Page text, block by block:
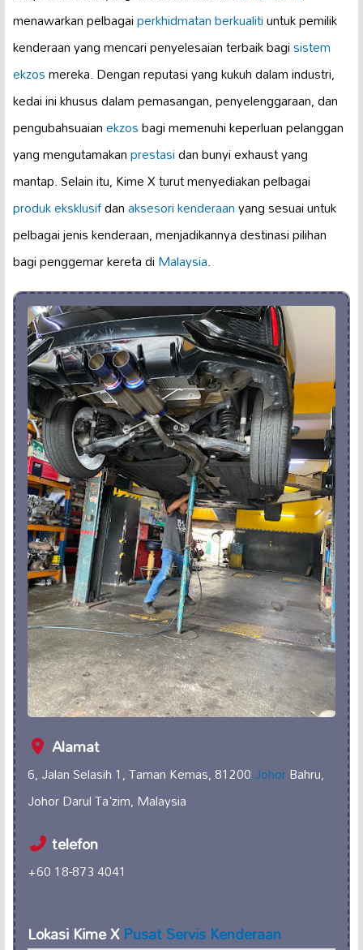
menawarkan pelbagaiperkhidmatan berkualitiuntuk pemilik
kenderaan yang mencari penyelesaian terbaik bagisistem
ekzosmereka. Dengan reputasi yang kukuh dalam industri,
kedai ini khusus dalam pemasangan, penyelenggaraan, dan
pengubahsuaianekzosbagi memenuhi keperluan pelanggan
yang mengutamakanprestasidan bunyi exhaust yang
mantap. Selain itu, Kime X turut menyediakan pelbagai
produk eksklusifdanaksesori kenderaanyang sesuai untuk
pelbagai jenis kenderaan, menjadikannya destinasi pilihan
bagi penggemar kereta diMalaysia.
Alamat
6, Jalan Selasih 1, Taman Kemas, 81200JohorBahru,
Johor Darul Ta'zim, Malaysia
telefon
+60 18-873 4041
Lokasi Kime XPusat Servis Kenderaan